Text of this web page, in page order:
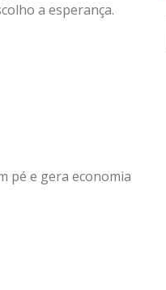
a esperança.
pé e gera economia